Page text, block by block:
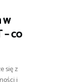
co
się z